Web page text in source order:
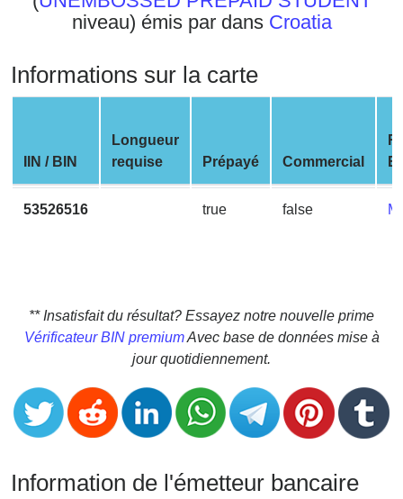
BIN
Generator
BIN
Checker
CC
Generator
from
Banks
Validator
Credit
Generator
Random
Credit
Generator
niveau) émis par dans Croatia
Informations sur la carte
IIN / BIN
Longueur
requise
Prépayé Commercial
53526516 true false
** Insatisfait du résultat? Essayez notre nouvelle prime
Vérificateur BIN premiumAvec base de données mise à
jour quotidiennement.
Information de l'émetteur bancaire